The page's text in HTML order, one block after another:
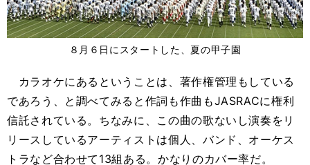
８月６日にスタートした、夏の甲子園
カラオケにあるということは、著作権管理もしている
であろう、と調べてみると作詞も作曲もJASRACに権利
信託されている。ちなみに、この曲の歌ないし演奏をリ
リースしているアーティストは個人、バンド、オーケス
トラなど合わせて13組ある。かなりのカバー率だ。